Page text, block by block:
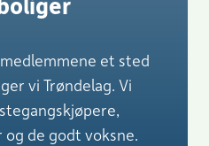
et sted
vi Trøndelag. Vi
de godt voksne.